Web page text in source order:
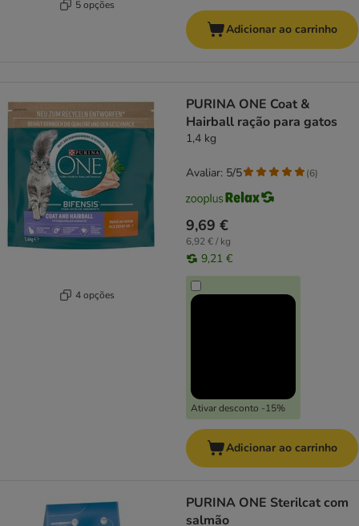
5 opções
Adicionar ao carrinho
4 opções
PURINA ONE Coat &
Hairball ração para gatos
1,4 kg
9,69 €
6,92 € / kg
9,21 €
Ativar desconto -15%
Avaliar: 5/5 (6)
Adicionar ao carrinho
PURINA ONE Sterilcat com
salmão